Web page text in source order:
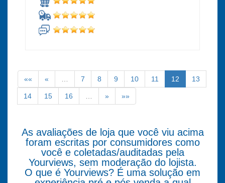
«« « 7 8 9 10 11 12 13
14 15 16 » »»
As avaliações de loja que você viu acima
foram escritas por consumidores como
você e coletadas/auditadas pela
Yourviews, sem moderação do lojista.
O que é Yourviews? É uma solução em